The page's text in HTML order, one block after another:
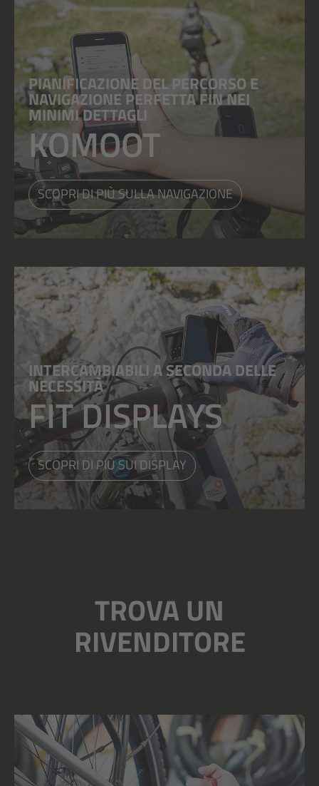
PIANIFICAZIONE DEL PERCORSO E
NAVIGAZIONE PERFETTA FIN NEI
MINIMI DETTAGLI
KOMOOT
SCOPRI DI PIÙ SULLA NAVIGAZIONE
INTERCAMBIABILI A SECONDA DELLE
NECESSITÀ
FIT DISPLAYS
SCOPRI DI PIÙ SUI DISPLAY
TROVA UN
RIVENDITORE